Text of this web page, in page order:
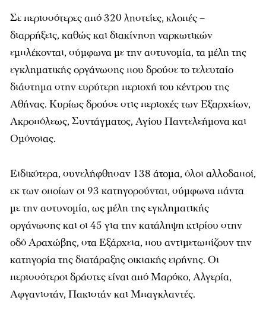
Σε περισσότερες από 320 ληστείες, κλοπές –
διαρρήξεις, καθώς και διακίνηση ναρκωτικών
εμπλέκονται, σύμφωνα με την αστυνομία, τα μέλη της
εγκληματικής οργάνωσης που δρούσε το τελευταίο
διάστημα στην ευρύτερη περιοχή του κέντρου της
Αθήνας. Κυρίως δρούσε στις περιοχές των Εξαρχείων,
Ακροπόλεως, Συντάγματος, Αγίου Παντελεήμονα και
Ομόνοιας.
Ειδικότερα, συνελήφθησαν 138 άτομα, όλοι αλλοδαποί,
εκ των οποίων οι 93 κατηγορούνται, σύμφωνα πάντα
με την αστυνομία, ως μέλη της εγκληματικής
οργάνωσης και οι 45 για την κατάληψη κτιρίου στην
οδό Αραχώβης, στα Εξάρχεια, που αντιμετωπίζουν την
κατηγορία της διατάραξης οικιακής ειρήνης. Οι
περισσότεροι δράστες είναι από Μαρόκο, Αλγερία,
Αφγανιστάν, Πακιστάν και Μπαγκλαντές.